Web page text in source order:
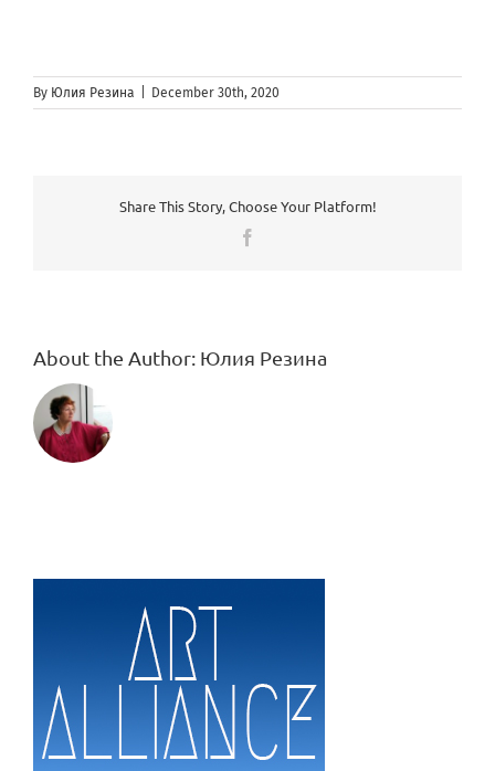
By Юлия Резина December 30th, 2020
Share This Story, Choose Your Platform!
About the Author: Юлия Резина